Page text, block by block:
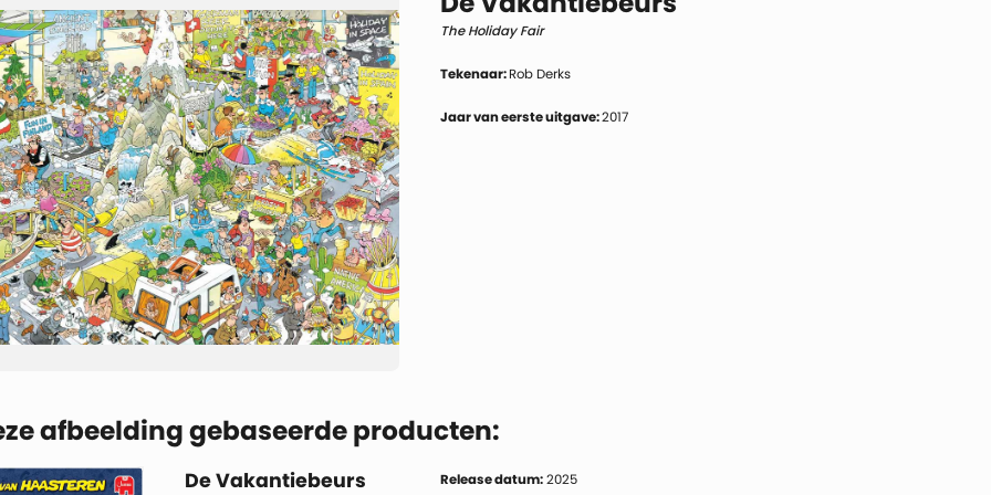
The Holiday Fair
Tekenaar:Rob Derks
Jaar van eerste uitgave:2017
afbeelding gebaseerde producten:
De Vakantiebeurs Release datum: 2025